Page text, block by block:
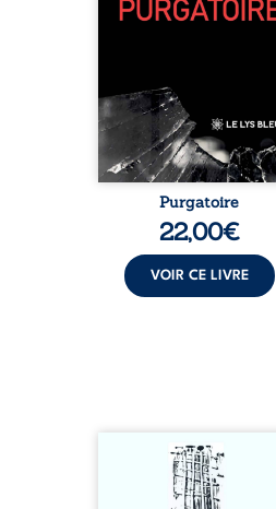
philosophiques, chaque
ouvre une porte
être choisie au hasard,
une rencontre
le chemin de la
Purgatoire
22,00€
VOIR CE LIVRE
Sommes-nous vraiment
si chacun de nos actes
dans une chaîne de